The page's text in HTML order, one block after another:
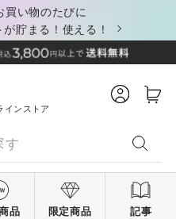
買い物のたびに
貯まる！使える！
インストア
品 限定商品 記事